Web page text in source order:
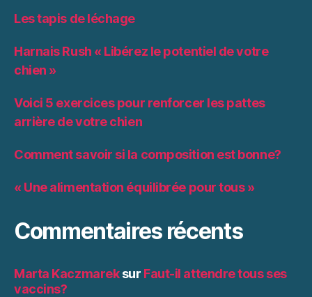
Les tapis de léchage
Harnais Rush « Libérez le potentiel de votre
chien »
Voici 5 exercices pour renforcer les pattes
arrière de votre chien
Comment savoir si la composition est bonne?
« Une alimentation équilibrée pour tous »
Commentaires récents
Marta Kaczmareksur Faut-il attendre tous ses
vaccins?